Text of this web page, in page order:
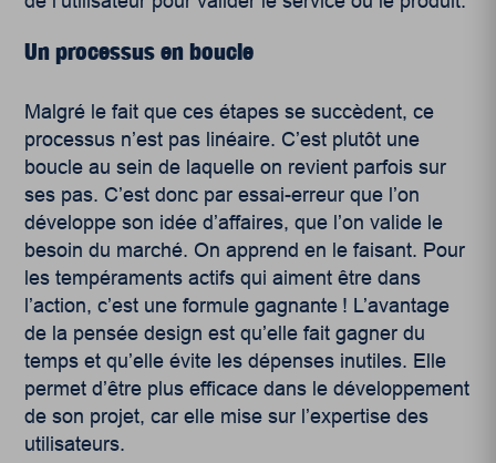
Un processus en boucle
Malgré le fait que ces étapes se succèdent, ce
processus n’est pas linéaire. C’est plutôt une
boucle au sein de laquelle on revient parfois sur
ses pas. C’est donc par essai-erreur que l’on
développe son idée d’affaires, que l’on valide le
besoin du marché. On apprend en le faisant. Pour
les tempéraments actifs qui aiment être dans
l’action, c’est une formule gagnante ! L’avantage
de la pensée design est qu’elle fait gagner du
temps et qu’elle évite les dépenses inutiles. Elle
permet d’être plus efficace dans le développement
de son projet, car elle mise sur l’expertise des
utilisateurs.